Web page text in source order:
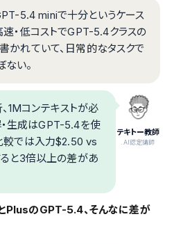
5.4 miniで十分というケース
速・低コストでGPT-5.4クラスの
かれていて、日常的なタスクで
い。
テキトー教師
.AI認定講師
1Mコンテキストが必
生成はGPT-5.4を使
較では入力$2.50 vs
と3倍以上の差があ
PlusのGPT-5.4、そんなに差が